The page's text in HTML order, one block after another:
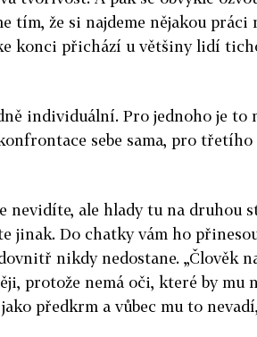
tím, že si najdeme nějakou práci
konci přichází u většiny lidí
individuální. Pro jednoho je to
sebe sama, pro třetího
nevidíte, ale hlady tu na druhou
jinak. Do chatky vám ho
nikdy nedostane. „Člověk
protože nemá oči, které by mu
předkrm a vůbec mu to